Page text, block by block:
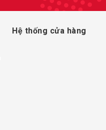
Hệ thống cửa hàng